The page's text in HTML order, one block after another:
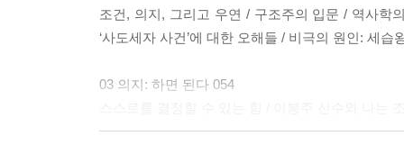
조건, 의지, 그리고 우연 / 구조주의 입문 / 역사학
‘사도세자 사건’에 대한 오해들 / 비극의 원인: 세습
03 의지: 하면 된다 054